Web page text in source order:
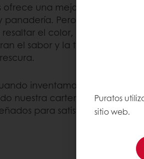
ofrece una mejora brillante y
panadería. Pero nuestros
el color, la belleza y el
el sabor y la textura a la
inventamos y lanzamos
nuestra cartera de esmaltes
para satisfacer las
Puratos
sitio web.